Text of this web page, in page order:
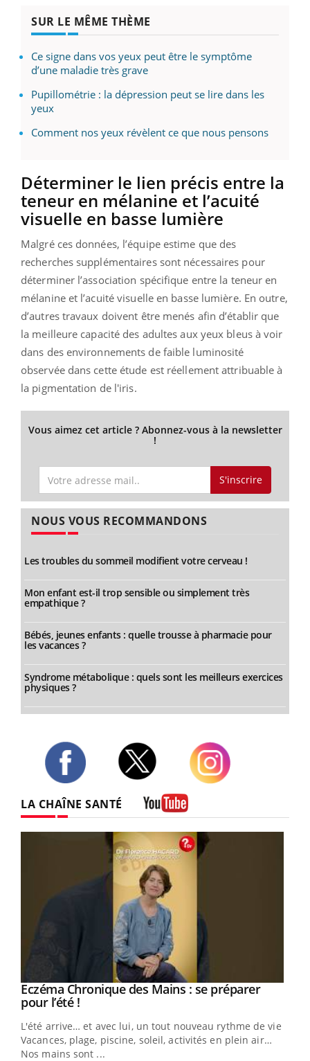
SUR LE MÊME THÈME
Ce signe dans vos yeux peut être le symptôme
d’une maladie très grave
Pupillométrie : la dépression peut se lire dans les
yeux
Comment nos yeux révèlent ce que nous pensons
Déterminer le lien précis entre la
teneur en mélanine et l’acuité
visuelle en basse lumière
Malgré ces données, l’équipe estime que des
recherches supplémentaires sont nécessaires pour
déterminer l’association spécifique entre la teneur en
mélanine et l’acuité visuelle en basse lumière. En outre,
d’autres travaux doivent être menés afin d’établir que
la meilleure capacité des adultes aux yeux bleus à voir
dans des environnements de faible luminosité
observée dans cette étude est réellement attribuable à
la pigmentation de l'iris.
Vous aimez cet article ? Abonnez-vous à la newsletter
!
S'inscrire
NOUS VOUS RECOMMANDONS
Les troubles du sommeil modifient votre cerveau !
Mon enfant est-il trop sensible ou simplement très
empathique ?
Bébés, jeunes enfants : quelle trousse à pharmacie pour
les vacances ?
Syndrome métabolique : quels sont les meilleurs exercices
physiques ?
LA CHAÎNE SANTÉ
Youtube
Eczéma Chronique des Mains : se préparer
pour l’été !Youtube
L'été arrive… et avec lui, un tout nouveau rythme de vie !
Vacances, plage, piscine, soleil, activités en plein air…
Nos mains sont ...